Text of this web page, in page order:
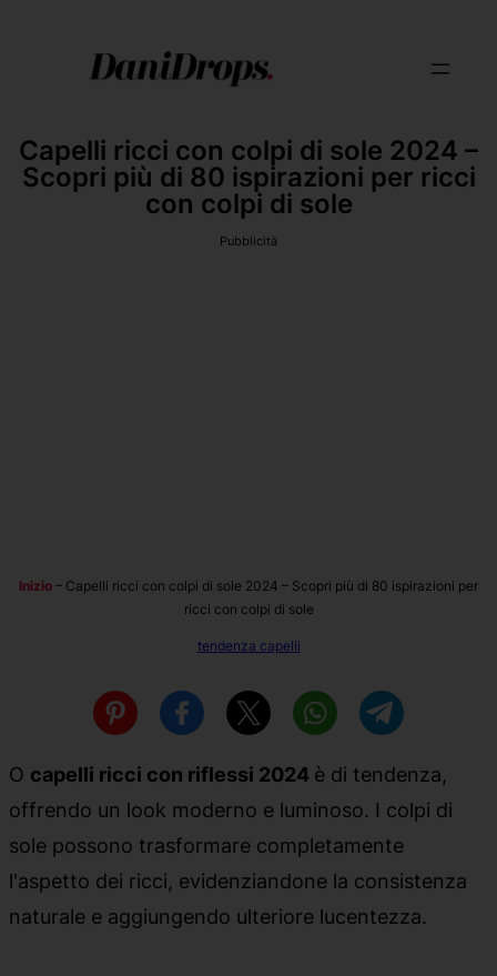
Capelli ricci con colpi di sole 2024 –
Scopri più di 80 ispirazioni per ricci
con colpi di sole
Pubblicità
Inizio – Capelli ricci con colpi di sole 2024 – Scopri più di 80 ispirazioni per
ricci con colpi di sole
tendenza capelli
O capelli ricci con riflessi 2024 è di tendenza,
offrendo un look moderno e luminoso. I colpi di
sole possono trasformare completamente
l'aspetto dei ricci, evidenziandone la consistenza
naturale e aggiungendo ulteriore lucentezza.